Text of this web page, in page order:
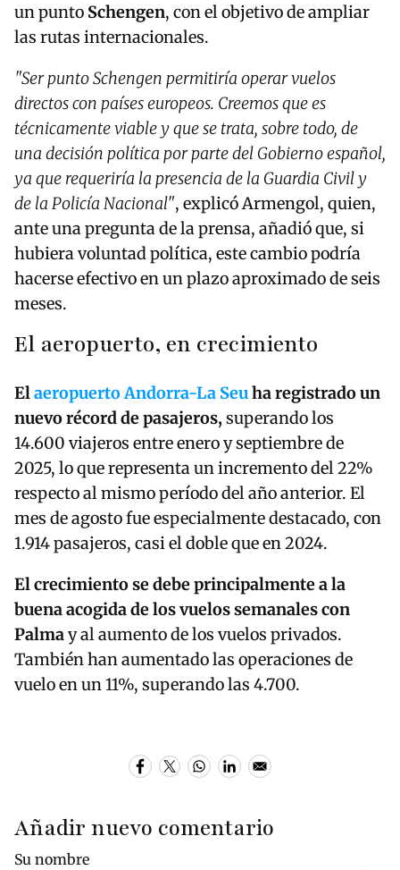
un punto Schengen, con el objetivo de ampliar
las rutas internacionales.
"Ser punto Schengen permitiría operar vuelos
directos con países europeos. Creemos que es
técnicamente viable y que se trata, sobre todo, de
una decisión política por parte del Gobierno español,
ya que requeriría la presencia de la Guardia Civil y
de la Policía Nacional", explicó Armengol, quien,
ante una pregunta de la prensa, añadió que, si
hubiera voluntad política, este cambio podría
hacerse efectivo en un plazo aproximado de seis
meses.
El aeropuerto, en crecimiento
Elaeropuerto Andorra-La Seuha registrado un
nuevo récord de pasajeros, superando los
14.600 viajeros entre enero y septiembre de
2025, lo que representa un incremento del 22%
respecto al mismo período del año anterior. El
mes de agosto fue especialmente destacado, con
1.914 pasajeros, casi el doble que en 2024.
El crecimiento se debe principalmente a la
buena acogida de los vuelos semanales con
Palmay al aumento de los vuelos privados.
También han aumentado las operaciones de
vuelo en un 11%, superando las 4.700.
Añadir nuevo comentario
Su nombre